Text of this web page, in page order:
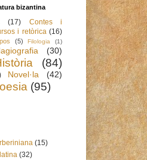
bizantina
(17)
Contes i
i retòrica (16)
(5) Filologia
(1)
(30)
(84)
Novel·la (42)
(95)
(15)
(32)